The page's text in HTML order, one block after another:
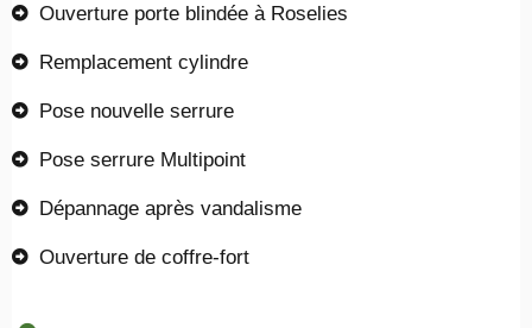
Ouverture porte blindée à Roselies
Remplacement cylindre
Pose nouvelle serrure
Pose serrure Multipoint
Dépannage après vandalisme
Ouverture de coffre-fort